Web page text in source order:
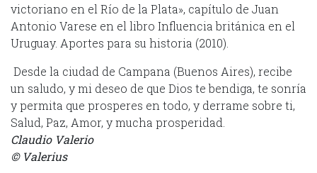
victoriano en el Río de la Plata», capítulo de Juan
Antonio Varese en el libro Influencia británica en el
Uruguay. Aportes para su historia (2010).
Desde la ciudad de Campana (Buenos Aires), recibe
un saludo, y mi deseo de que Dios te bendiga, te sonría
y permita que prosperes en todo, y derrame sobre ti,
Salud, Paz, Amor, y mucha prosperidad.
Claudio Valerio
© Valerius